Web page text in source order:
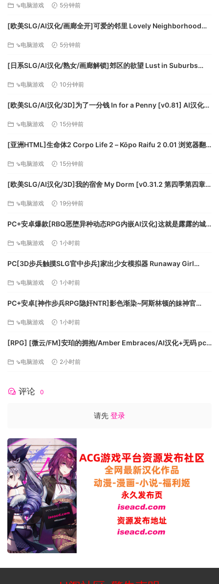
⇘电脑游戏 5分钟前
[欧美SLG/AI汉化/画廊全开]可爱的邻里 Lovely Neighborhood
⇘电脑游戏 5分钟前
[日系SLG/AI汉化/熟女/画廊解锁]郊区的欲望 Lust in Suburbs
⇘电脑游戏 10分钟前
[欧美SLG/AI汉化/3D]为了一分钱 In for a Penny [v0.81] AI汉化版
⇘电脑游戏 15分钟前
[亚洲HTML]生命体2 Corpo Life 2 – Kōpo Raifu 2 0.01 浏览器翻
⇘电脑游戏 15分钟前
[欧美SLG/AI汉化/3D]我的宿舍 My Dorm [v0.31.2 第四季第四章]
⇘电脑游戏 19分钟前
PC+安卓爆款[RBQ恶堕异种动态RPG内嵌AI汉化]这就是露露的城
雷/UC/夸克
⇘电脑游戏 1小时前
PC[3D步兵触摸SLG官中步兵]家出少女模拟器 Runaway Girl
雷/UC/夸克
⇘电脑游戏 1小时前
PC+安卓[神作步兵RPG隐奸NTR]影色渐染~阿斯林顿的妹神官
神官[7.5G]百度/迅雷/夸克/UC
⇘电脑游戏 1小时前
[RPG] [微云/FM]安珀的拥抱/Amber Embraces/AI汉化+无码 pc
⇘电脑游戏 2小时前
评论 0
请先 登录